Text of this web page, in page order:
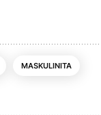
MASKULINITA